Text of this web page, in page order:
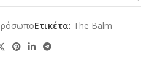
Ετικέτα: The Balm